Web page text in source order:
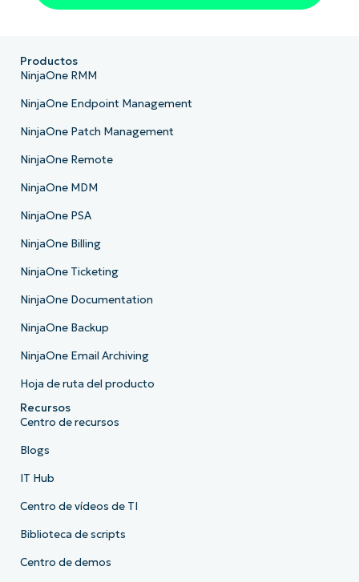
Productos
NinjaOne RMM
NinjaOne Endpoint Management
NinjaOne Patch Management
NinjaOne Remote
NinjaOne MDM
NinjaOne PSA
NinjaOne Billing
NinjaOne Ticketing
NinjaOne Documentation
NinjaOne Backup
NinjaOne Email Archiving
Hoja de ruta del producto
Recursos
Centro de recursos
Blogs
IT Hub
Centro de vídeos de TI
Biblioteca de scripts
Centro de demos